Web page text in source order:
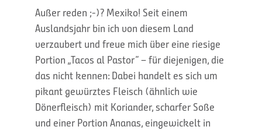
Außer reden ;-)? Mexiko! Seit einem
Auslandsjahr bin ich von diesem Land
verzaubert und freue mich über eine riesige
Portion „Tacos al Pastor“ – für diejenigen, die
das nicht kennen: Dabei handelt es sich um
pikant gewürztes Fleisch (ähnlich wie
Dönerfleisch) mit Koriander, scharfer Soße
und einer Portion Ananas, eingewickelt in